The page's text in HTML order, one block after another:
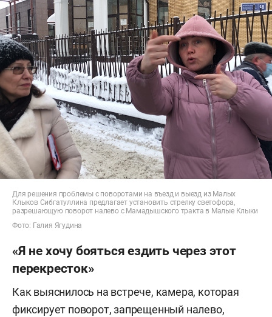
Для решения проблемы с поворотами на въезд и выезд из Малых
Клыков Сибгатуллина предлагает установить стрелку светофора,
разрешающую поворот налево с Мамадышского тракта в Малые Клыки
Фото: Галия Ягудина
«Я не хочу бояться ездить через этот
перекресток»
Как выяснилось на встрече, камера, которая
фиксирует поворот, запрещенный налево,